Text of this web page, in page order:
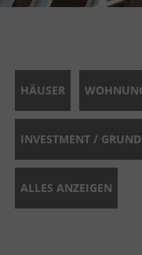
HÄUSER
INVESTMENT /
ALLES ANZEIGEN